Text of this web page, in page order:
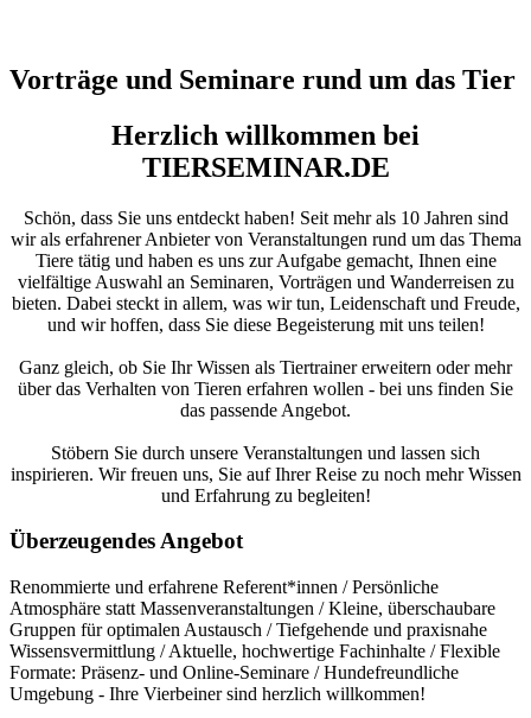
Vorträge und Seminare rund um das Tier
Herzlich willkommen bei
TIERSEMINAR.DE
Schön, dass Sie uns entdeckt haben! Seit mehr als 10 Jahren sind
wir als erfahrener Anbieter von Veranstaltungen rund um das Thema
Tiere tätig und haben es uns zur Aufgabe gemacht, Ihnen eine
vielfältige Auswahl an Seminaren, Vorträgen und Wanderreisen zu
bieten. Dabei steckt in allem, was wir tun, Leidenschaft und Freude,
und wir hoffen, dass Sie diese Begeisterung mit uns teilen!
Ganz gleich, ob Sie Ihr Wissen als Tiertrainer erweitern oder mehr
über das Verhalten von Tieren erfahren wollen - bei uns finden Sie
das passende Angebot.
Stöbern Sie durch unsere Veranstaltungen und lassen sich
inspirieren. Wir freuen uns, Sie auf Ihrer Reise zu noch mehr Wissen
und Erfahrung zu begleiten!
Überzeugendes Angebot
Renommierte und erfahrene Referent*innen / Persönliche
Atmosphäre statt Massenveranstaltungen / Kleine, überschaubare
Gruppen für optimalen Austausch / Tiefgehende und praxisnahe
Wissensvermittlung / Aktuelle, hochwertige Fachinhalte / Flexible
Formate: Präsenz- und Online-Seminare / Hundefreundliche
Umgebung - Ihre Vierbeiner sind herzlich willkommen!